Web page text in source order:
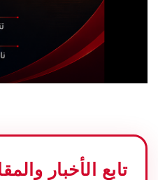
تابع الأخبار